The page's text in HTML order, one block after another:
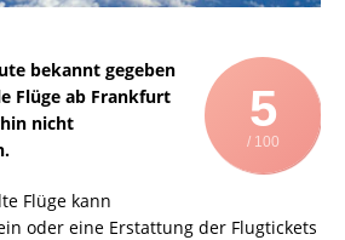
5
/ 100
bekannt gegeben
Flüge ab Frankfurt
nicht
Flüge kann
oder eine Erstattung der Flugtickets